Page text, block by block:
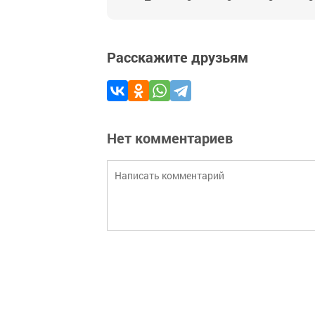
Расскажите друзьям
Нет комментариев